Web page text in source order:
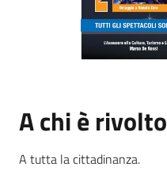
A chi è rivolto
A tutta la cittadinanza.